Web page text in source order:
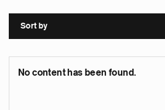
Sort by
No content has been found.